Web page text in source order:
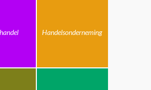
Handelsonderneming